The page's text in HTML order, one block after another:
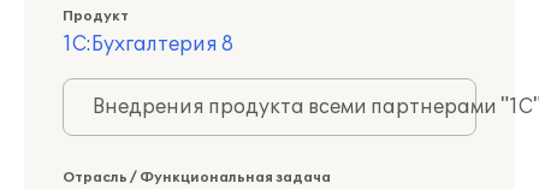
Продукт
1С:Бухгалтерия 8
Внедрения продукта всеми партнерами
Отрасль / Функциональная задача